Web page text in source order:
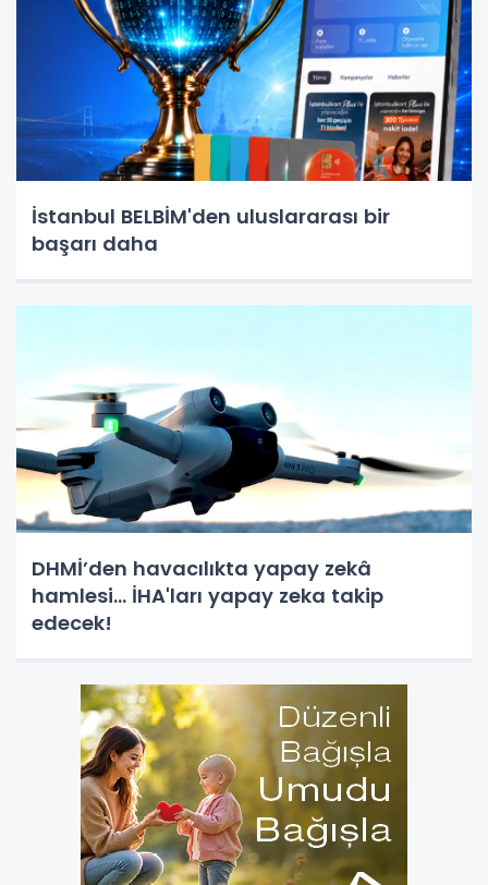
İstanbul BELBİM'den uluslararası bir
başarı daha
DHMİ’den havacılıkta yapay zekâ
hamlesi... İHA'ları yapay zeka takip
edecek!